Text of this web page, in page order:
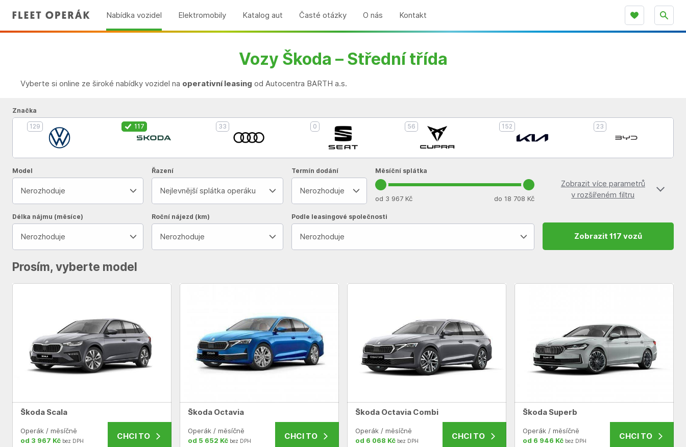
Nabídka vozidel Elektromobily Katalog aut Časté otázky O nás Kontakt
Vozy Škoda – Střední třída
Vyberte si online ze široké nabídky vozidel na operativní leasing od Autocentra BARTH a.s.
Značka
129 117 33 0 56 152 23
Model
Nerozhoduje
Řazení
Nejlevnější splátka operáku
Termín dodání
Nerozhoduje
Měsíční splátka
od 3 967 Kč do 18 708 Kč
Zobrazit více parametrů
v rozšířeném filtru
Délka nájmu (měsíce)
Nerozhoduje
Roční nájezd (km)
Nerozhoduje
Podle leasingové společnosti
Nerozhoduje Zobrazit 117 vozů
Prosím, vyberte model
Škoda Scala
Operák / měsíčně
od 3 967 Kč bez DPH CHCI TO
Škoda Octavia
Operák / měsíčně
od 5 652 Kč bez DPH CHCI TO
Škoda Octavia Combi
Operák / měsíčně
od 6 068 Kč bez DPH CHCI TO
Škoda Superb
Operák / měsíčně
od 6 946 Kč bez DPH CHCI TO